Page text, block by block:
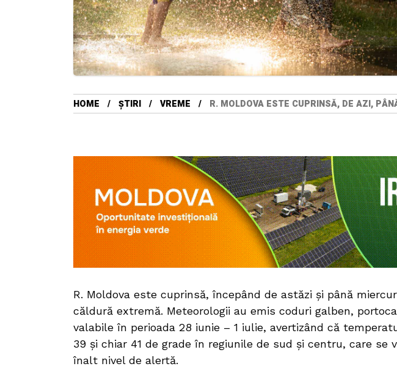
HOME ȘTIRI VREME R. MOLDOVA ESTE CUPRINSĂ, DE AZI,
R. Moldova este cuprinsă, începând de astăzi și până
căldură extremă. Meteorologii au emis coduri galben,
valabile în perioada 28 iunie – 1 iulie, avertizând că
39 și chiar 41 de grade în regiunile de sud și centru, care se
înalt nivel de alertă.